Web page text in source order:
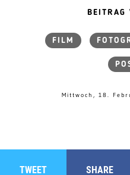
BEITRAG
FILM
Mittwoch, 18.
TWEET SHARE